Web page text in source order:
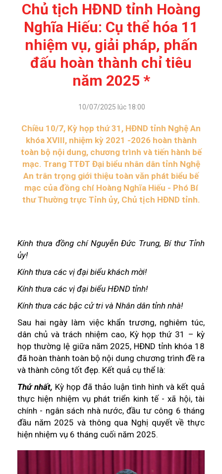
Chủ tịch HĐND tỉnh Hoàng
Nghĩa Hiếu: Cụ thể hóa 11
nhiệm vụ, giải pháp, phấn
đấu hoàn thành chỉ tiêu
năm 2025 *
10/07/2025 lúc 18:00
Chiều 10/7, Kỳ họp thứ 31, HĐND tỉnh Nghệ An
khóa XVIII, nhiệm kỳ 2021 -2026 hoàn thành
toàn bộ nội dung, chương trình và tiến hành bế
mạc. Trang TTĐT Đại biểu nhân dân tỉnh Nghệ
An trân trọng giới thiệu toàn văn phát biểu bế
mạc của đồng chí Hoàng Nghĩa Hiếu - Phó Bí
thư Thường trực Tỉnh ủy, Chủ tịch HĐND tỉnh.
Kính thưa đồng chí Nguyễn Đức Trung, Bí thư Tỉnh
ủy!
Kính thưa các vị đại biểu khách mời!
Kính thưa các vị đại biểu HĐND tỉnh!
Kính thưa các bậc cử tri và Nhân dân tỉnh nhà!
Sau hai ngày làm việc khẩn trương, nghiêm túc,
dân chủ và trách nhiệm cao, Kỳ họp thứ 31 – kỳ
họp thường lệ giữa năm 2025, HĐND tỉnh khóa 18
đã hoàn thành toàn bộ nội dung chương trình đề ra
và thành công tốt đẹp. Kết quả cụ thể là:
Thứ nhất, Kỳ họp đã thảo luận tình hình và kết quả
thực hiện nhiệm vụ phát triển kinh tế - xã hội, tài
chính - ngân sách nhà nước, đầu tư công 6 tháng
đầu năm 2025 và thông qua Nghị quyết về thực
hiện nhiệm vụ 6 tháng cuối năm 2025.